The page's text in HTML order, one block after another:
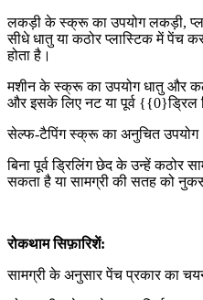
लकड़ी के स्क्रू का उपयोग लकड़ी,
सीधे धातु या कठोर प्लास्टिक में पेंच
होता है।
मशीन के स्क्रू का उपयोग धातु और
और इसके लिए नट या पूर्व {{0}ड्रिल
सेल्फ-टैपिंग स्क्रू का अनुचित उपयोग
बिना पूर्व ड्रिलिंग छेद के उन्हें कठोर
सकता है या सामग्री की सतह को
रोकथाम सिफ़ारिशें:
सामग्री के अनुसार पेंच प्रकार का